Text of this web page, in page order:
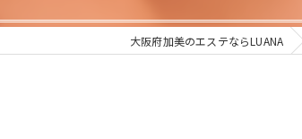
大阪府加美のエステならLUANA